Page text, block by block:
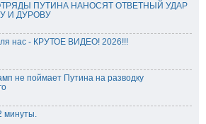
ПУТИНА НАНОСЯТ ОТВЕТНЫЙ УДАР
И ДУРОВУ
нас - КРУТОЕ ВИДЕО! 2026!!!
не поймает Путина на разводку
минуты.